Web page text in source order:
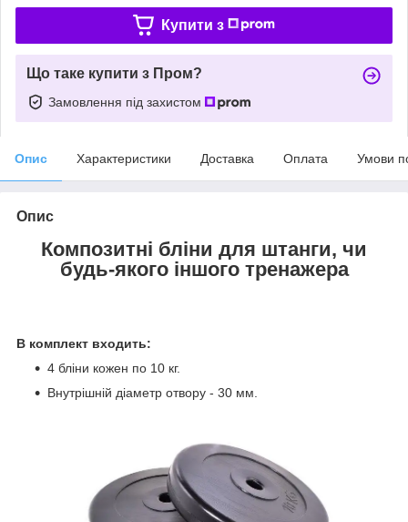
Купити з
Що таке купити з Пром?
Замовлення під захистом
Опис Характеристики Доставка Оплата Умови
Опис
Композитні бліни для штанги, чи
будь-якого іншого тренажера
В комплект входить:
4 бліни кожен по 10 кг.
Внутрішній діаметр отвору - 30 мм.